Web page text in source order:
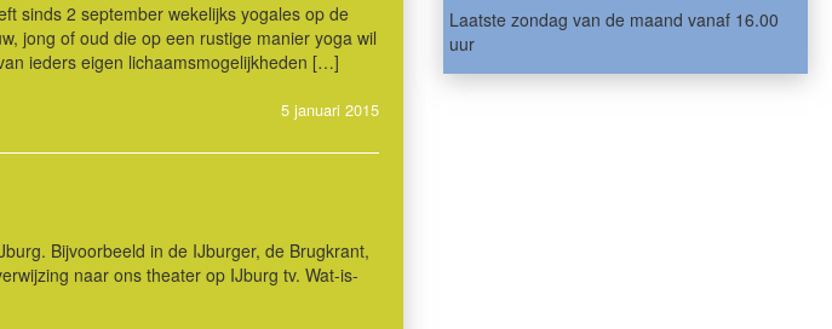
sinds 2 september wekelijks yogales op de
jong of oud die op een rustige manier yoga wil
ieders eigen lichaamsmogelijkheden […]
5 januari 2015
Bijvoorbeeld in de IJburger, de Brugkrant,
naar ons theater op IJburg tv. Wat-is-
Laatste zondag van de maand vanaf 16.00
uur